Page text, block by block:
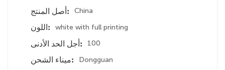
أصل المنتج:
China
اللون:
white with full printing
أجل الحد الأدنى:
100
ميناء الشحن:
Dongguan